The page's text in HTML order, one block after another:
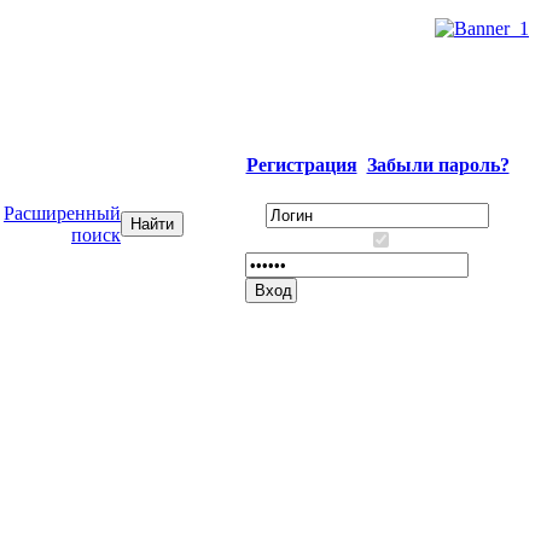
Расширенный
поиск
Регистрация Забыли пароль?